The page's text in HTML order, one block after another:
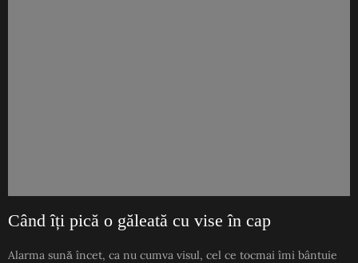
Când îți pică o găleată cu vise în cap
Alarma sună încet, ca nu cumva visul, cel ce tocmai îmi bântuie